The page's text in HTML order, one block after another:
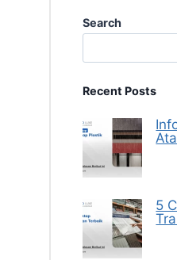
Search
Recent Posts
5